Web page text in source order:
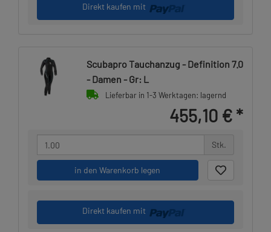
Direkt kaufen mit
Scubapro Tauchanzug - Definition 7.0
- Damen - Gr: L
Lieferbar in 1-3 Werktagen: lagernd
455,10 € *
Stk.
in den Warenkorb legen
Direkt kaufen mit